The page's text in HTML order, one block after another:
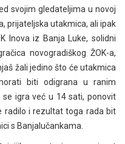
svojim gledateljima u novoj
prijateljska utakmica, ali ipak
Inova iz Banja Luke, solidni
novogradiškog ŽOK-a,
žali jedino što će utakmica
biti odigrana u ranim
igra već u 14 sati, ponovit
radilo i rezultat toga rada bit
s Banjalučankama.